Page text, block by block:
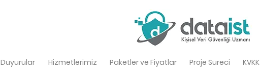
Duyurular Hizmetlerimiz Paketler ve Fiyatlar Proje Süreci KVKK